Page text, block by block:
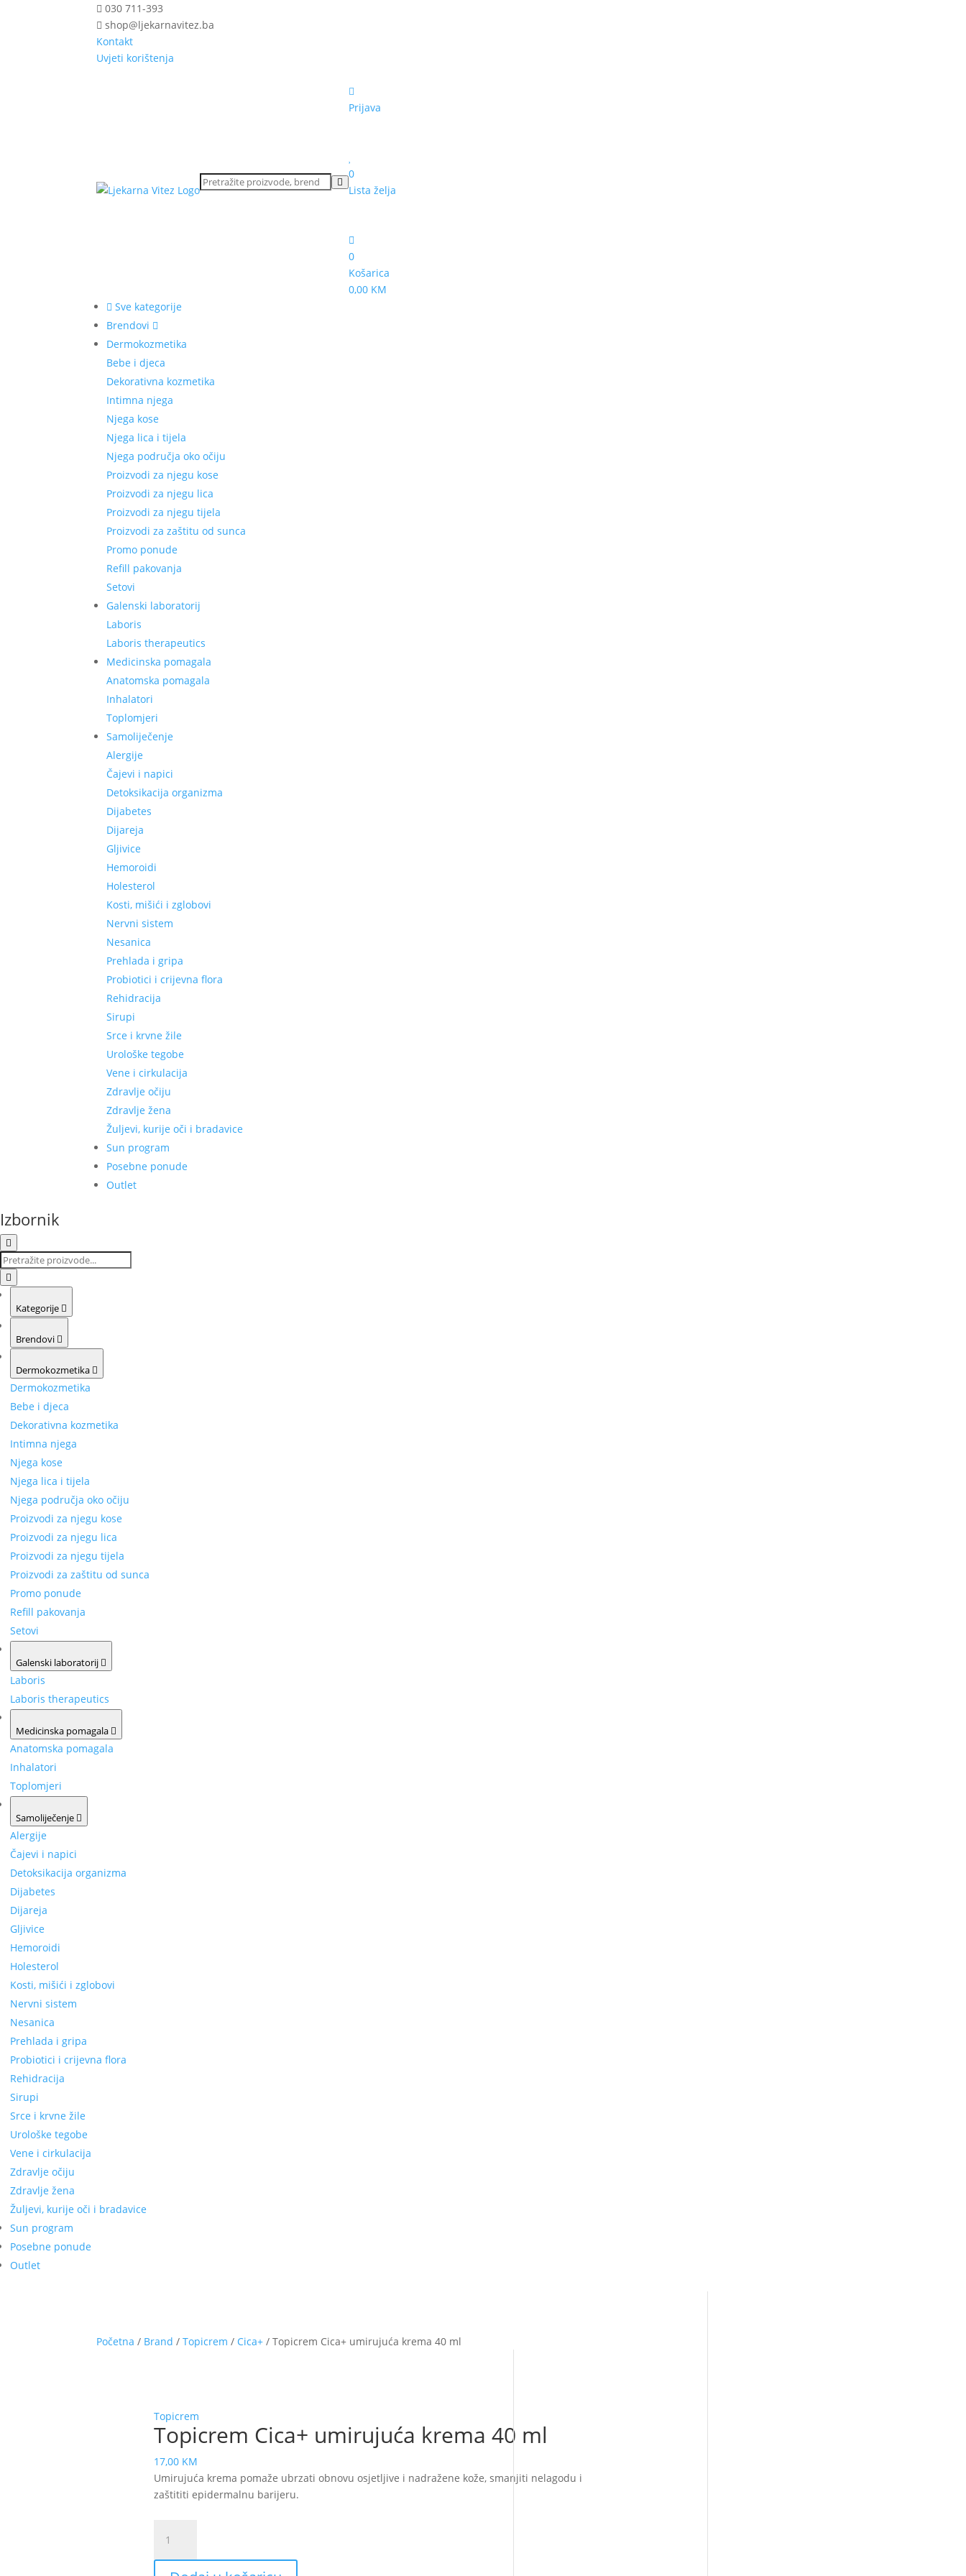
030 711-393
shop@ljekarnavitez.ba
Kontakt
Uvjeti korištenja
Prijava
0
Lista želja
0
Košarica
0,00 KM
Sve kategorije
Brendovi
Dermokozmetika
Bebe i djeca
Dekorativna kozmetika
Intimna njega
Njega kose
Njega lica i tijela
Njega područja oko očiju
Proizvodi za njegu kose
Proizvodi za njegu lica
Proizvodi za njegu tijela
Proizvodi za zaštitu od sunca
Promo ponude
Refill pakovanja
Setovi
Galenski laboratorij
Laboris
Laboris therapeutics
Medicinska pomagala
Anatomska pomagala
Inhalatori
Toplomjeri
Samoliječenje
Alergije
Čajevi i napici
Detoksikacija organizma
Dijabetes
Dijareja
Gljivice
Hemoroidi
Holesterol
Kosti, mišići i zglobovi
Nervni sistem
Nesanica
Prehlada i gripa
Probiotici i crijevna flora
Rehidracija
Sirupi
Srce i krvne žile
Urološke tegobe
Vene i cirkulacija
Zdravlje očiju
Zdravlje žena
Žuljevi, kurije oči i bradavice
Sun program
Posebne ponude
Outlet
Izbornik
Kategorije
Brendovi
Dermokozmetika
Dermokozmetika
Bebe i djeca
Dekorativna kozmetika
Intimna njega
Njega kose
Njega lica i tijela
Njega područja oko očiju
Proizvodi za njegu kose
Proizvodi za njegu lica
Proizvodi za njegu tijela
Proizvodi za zaštitu od sunca
Promo ponude
Refill pakovanja
Setovi
Galenski laboratorij
Laboris
Laboris therapeutics
Medicinska pomagala
Anatomska pomagala
Inhalatori
Toplomjeri
Samoliječenje
Alergije
Čajevi i napici
Detoksikacija organizma
Dijabetes
Dijareja
Gljivice
Hemoroidi
Holesterol
Kosti, mišići i zglobovi
Nervni sistem
Nesanica
Prehlada i gripa
Probiotici i crijevna flora
Rehidracija
Sirupi
Srce i krvne žile
Urološke tegobe
Vene i cirkulacija
Zdravlje očiju
Zdravlje žena
Žuljevi, kurije oči i bradavice
Sun program
Posebne ponude
Outlet
Početna / Brand /Topicrem / Cica+ / Topicrem Cica+ umirujuća krema 40 ml
Topicrem
Topicrem Cica+ umirujuća krema 40 ml
17,00 KM
Umirujuća krema pomaže ubrzati obnovu osjetljive i nadražene kože, smanjiti nelagodu i
zaštititi epidermalnu barijeru.
Cica+
umirujuća